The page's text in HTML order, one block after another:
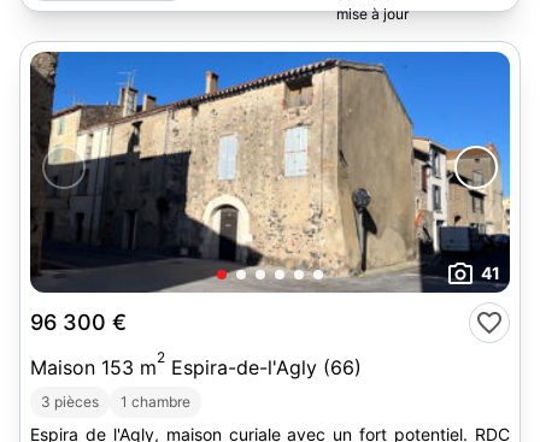
41
96 300 €
Maison 153 m2 Espira-de-l'Agly (66)
3 pièces 1 chambre
Espira de l'Agly, maison curiale avec un fort potentiel. RDC